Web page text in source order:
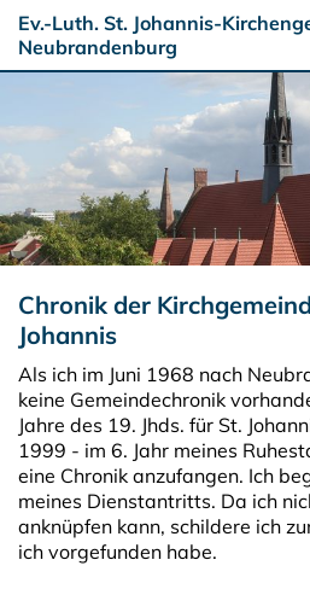
Ev.-Luth. St. Johannis-
Neubrandenburg
Chronik der
Johannis
Als ich im Juni 1968 nach
keine Gemeindechronik
Jahre des 19. Jhds. für St.
1999 - im 6. Jahr meines
eine Chronik anzufangen. Ich
meines Dienstantritts. Da ich
anknüpfen kann, schildere ich
ich vorgefunden habe.